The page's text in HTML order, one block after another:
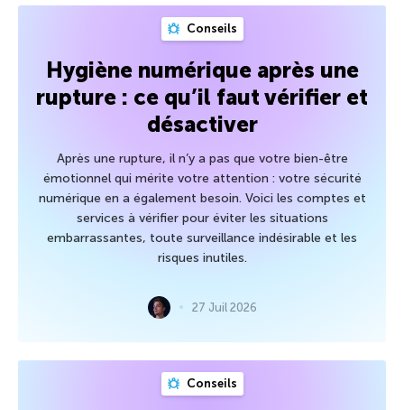
Conseils
Hygiène numérique après une
rupture : ce qu’il faut vérifier et
désactiver
Après une rupture, il n’y a pas que votre bien-être
émotionnel qui mérite votre attention : votre sécurité
numérique en a également besoin. Voici les comptes et
services à vérifier pour éviter les situations
embarrassantes, toute surveillance indésirable et les
risques inutiles.
27 Juil 2026
Conseils